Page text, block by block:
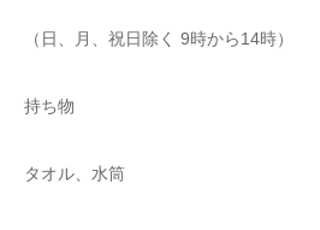
（日、月、祝日除く 9時から14時）
持ち物
タオル、水筒